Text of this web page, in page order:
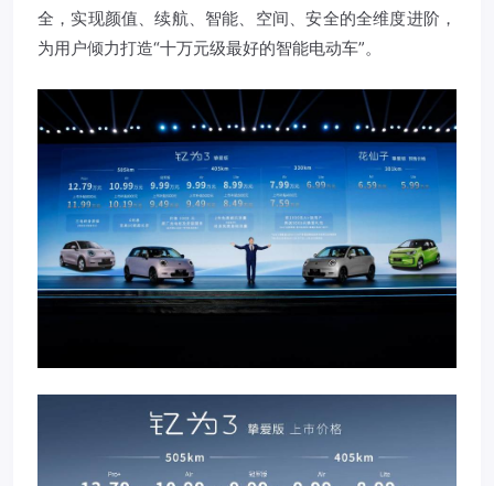
全，实现颜值、续航、智能、空间、安全的全维度进阶，
为用户倾力打造“十万元级最好的智能电动车”。